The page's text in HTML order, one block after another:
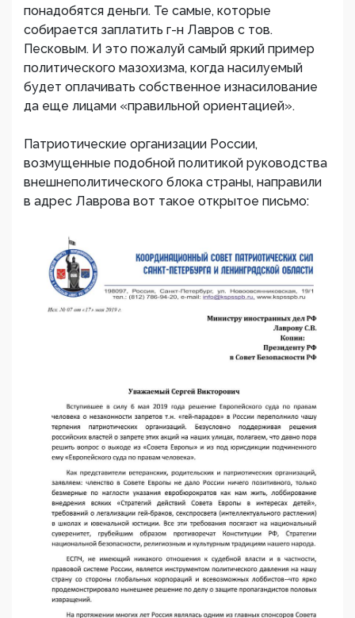
понадобятся деньги. Те самые, которые
собирается заплатить г-н Лавров с тов.
Песковым. И это пожалуй самый яркий пример
политического мазохизма, когда насилуемый
будет оплачивать собственное изнасилование
да еще лицами «правильной ориентацией».
Патриотические организации России,
возмущенные подобной политикой руководства
внешнеполитического блока страны, направили
в адрес Лаврова вот такое открытое письмо: